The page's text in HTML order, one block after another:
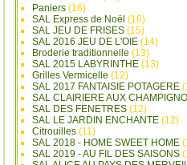
Paniers (16)
SAL Express de Noël (16)
SAL JEU DE FRISES (15)
SAL 2016 JEU DE L'OIE (14)
Broderie traditionnelle (13)
SAL 2015 LABYRINTHE (13)
Grilles Vermicelle (12)
SAL 2017 FANTAISIE POTAGERE
SAL CLAIRIERE AUX
SAL DES FENETRES (12)
SAL LE JARDIN ENCHANTE (12)
Citrouilles (11)
SAL 2018 - HOME SWEET HOME
SAL 2019 - AU FIL DES SAISONS